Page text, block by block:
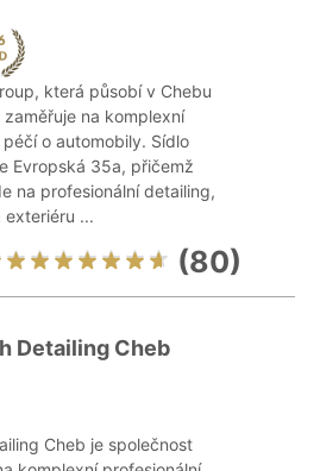
která působí v Chebu
na komplexní
o automobily. Sídlo
Evropská 35a, přičemž
na profesionální detailing,
exteriéru ...
(80)
Detailing Cheb
Cheb je společnost